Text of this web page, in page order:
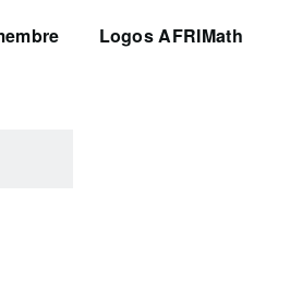
Logos AFRIMath